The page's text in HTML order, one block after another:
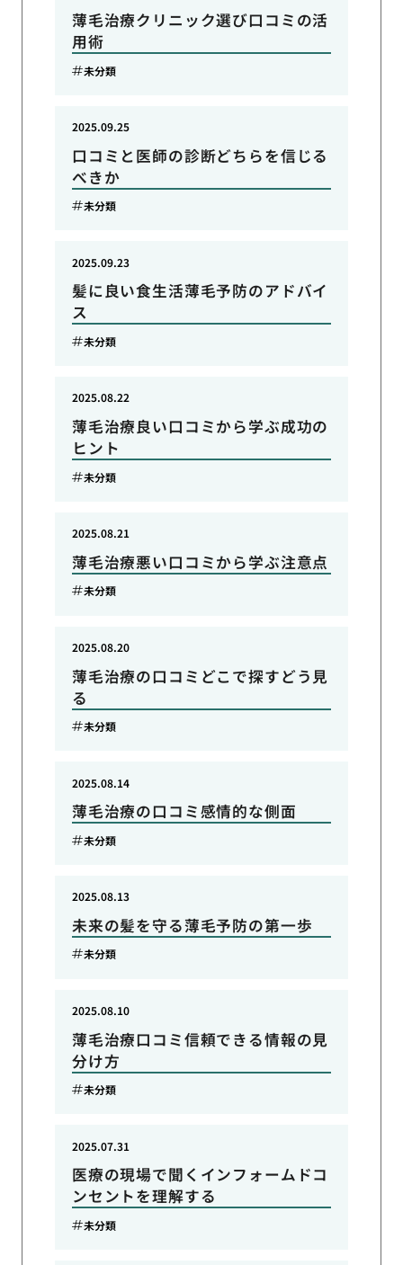
薄毛治療クリニック選び口コミの活
用術
未分類
口コミと医師の診断どちらを信じる
べきか
2025.09.25
未分類
髪に良い食生活薄毛予防のアドバイ
ス
2025.09.23
未分類
薄毛治療良い口コミから学ぶ成功の
ヒント
2025.08.22
未分類
薄毛治療悪い口コミから学ぶ注意点
2025.08.21
未分類
薄毛治療の口コミどこで探すどう見
る
2025.08.20
未分類
薄毛治療の口コミ感情的な側面
2025.08.14
未分類
未来の髪を守る薄毛予防の第一歩
2025.08.13
未分類
薄毛治療口コミ信頼できる情報の見
分け方
2025.08.10
未分類
医療の現場で聞くインフォームドコ
ンセントを理解する
2025.07.31
未分類